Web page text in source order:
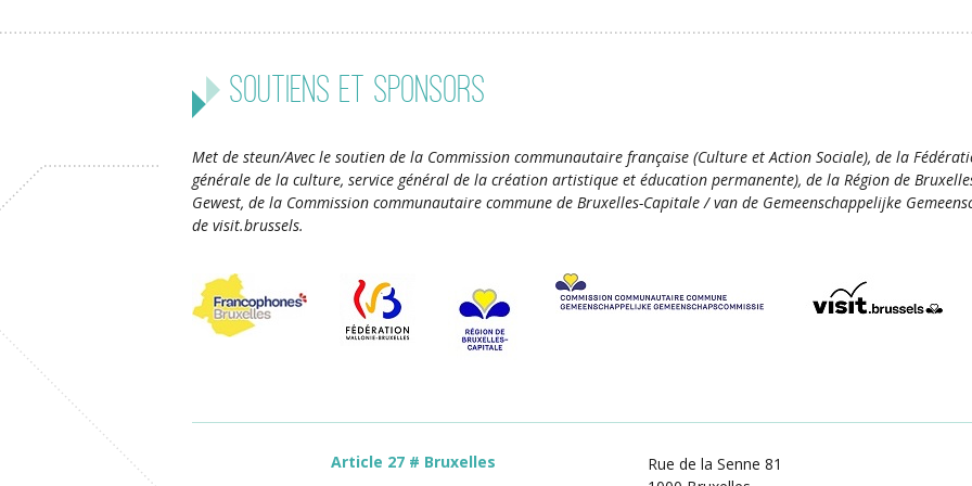
Soutiens et sponsors
Met de steun/Avec le soutien de la Commission communautaire française (Culture et Action Sociale), de la
générale de la culture, service général de la création artistique et éducation permanente), de la Région de
Gewest, de la Commission communautaire commune de Bruxelles-Capitale / van de Gemeenschappelijke
de visit.brussels.
Article 27 # Bruxelles
Rue de la Senne 81